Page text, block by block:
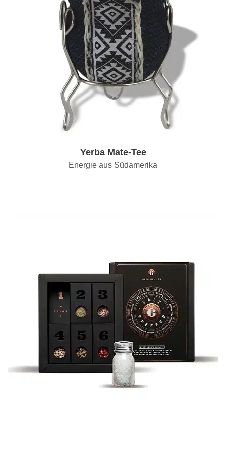
Yerba Mate-Tee
Energie aus Südamerika